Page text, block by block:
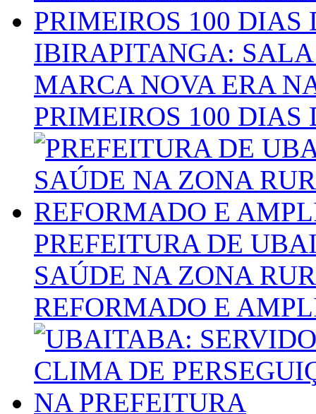
IBIRAPITANGA:
MARCA NOVA ERA
PRIMEIROS 100 DIAS
PREFEITURA DE
SAÚDE NA ZONA
REFORMADO E